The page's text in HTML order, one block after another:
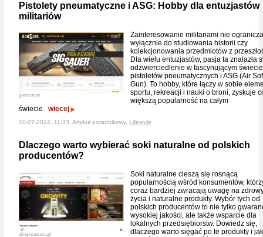
Pistolety pneumatyczne i ASG: Hobby dla entuzjastów
militariów
gunszop.pl
Zainteresowanie militariami nie
wyłącznie do studiowania historii czy
kolekcjonowania przedmiotów z
Dla wielu entuzjastów, pasja ta znalazła
odzwierciedlenie w fascynującym świecie
pistoletów pneumatycznych i ASG (Air
Gun). To hobby, które łączy w sobie
sportu, rekreacji i nauki o broni, zyskuje
większą popularność na całym
świecie. więcej
10-07-2024, 11:33, Artykuł poradnikowy, Lifestyle
Dlaczego warto wybierać soki naturalne od polskich
producentów?
sklepmaurera.pl
Soki naturalne cieszą się rosnącą
popularnością wśród konsumentów,
coraz bardziej zwracają uwagę na
życia i naturalne produkty. Wybór tych od
polskich producentów to nie tylko
wysokiej jakości, ale także wsparcie dla
lokalnych przedsiębiorstw. Dowiedz się,
dlaczego warto sięgać po te produkty i